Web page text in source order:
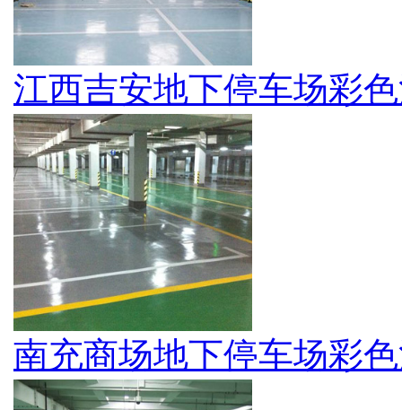
江西吉安地下停车场彩
南充商场地下停车场彩